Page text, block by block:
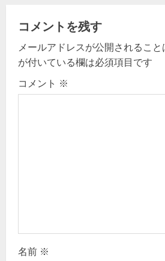
i
o
n
コメントを残す
メールアドレスが公開されること
が付いている欄は必須項目です
コメント ※
名前 ※